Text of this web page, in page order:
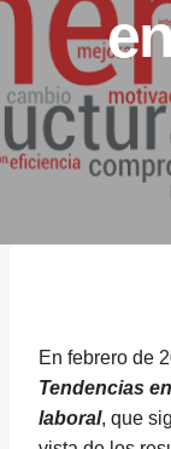
En febrero de
Tendencias
laboral, que